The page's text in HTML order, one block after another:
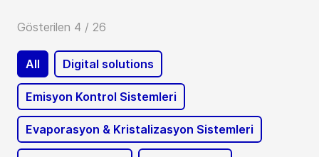
Gösterilen 4 / 26
All Digital solutions
Emisyon Kontrol Sistemleri
Evaporasyon & Kristalizasyon Sistemleri